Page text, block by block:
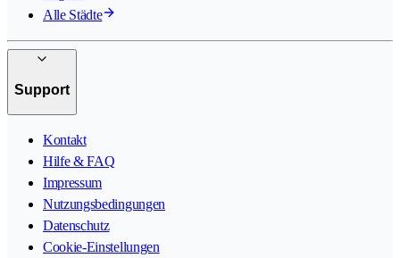
Alle Städte
Support
Kontakt
Hilfe & FAQ
Impressum
Nutzungsbedingungen
Datenschutz
Cookie-Einstellungen